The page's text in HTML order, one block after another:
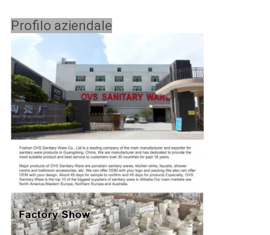
Profilo aziendale